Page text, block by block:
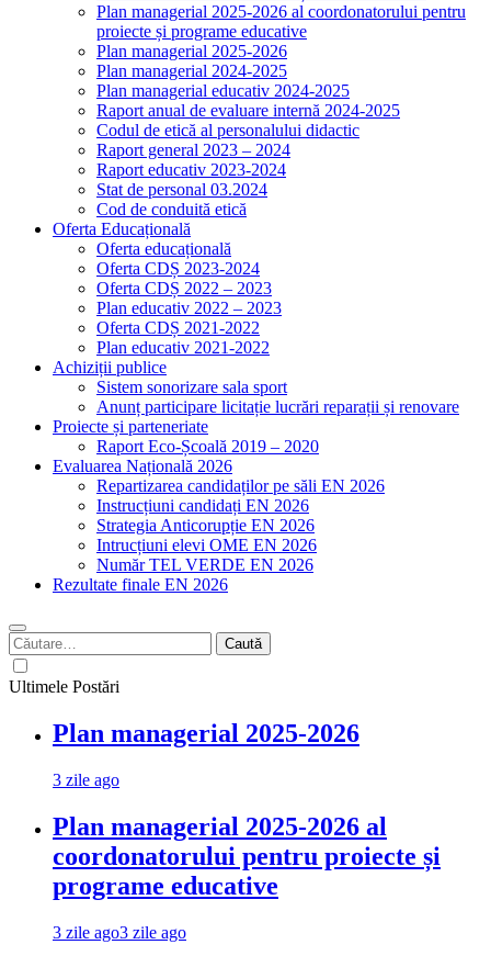
Plan managerial 2025-2026 al coordonatorului pentru
proiecte și programe educative
Plan managerial 2025-2026
Plan managerial 2024-2025
Plan managerial educativ 2024-2025
Raport anual de evaluare internă 2024-2025
Codul de etică al personalului didactic
Raport general 2023 – 2024
Raport educativ 2023-2024
Stat de personal 03.2024
Cod de conduită etică
Oferta Educațională
Oferta educațională
Oferta CDȘ 2023-2024
Oferta CDȘ 2022 – 2023
Plan educativ 2022 – 2023
Oferta CDȘ 2021-2022
Plan educativ 2021-2022
Achiziții publice
Sistem sonorizare sala sport
Anunț participare licitație lucrări reparații și renovare
Proiecte și parteneriate
Raport Eco-Școală 2019 – 2020
Evaluarea Națională 2026
Repartizarea candidaților pe săli EN 2026
Instrucțiuni candidați EN 2026
Strategia Anticorupție EN 2026
Intrucțiuni elevi OME EN 2026
Număr TEL VERDE EN 2026
Rezultate finale EN 2026
Caută
după:
Ultimele Postări
Plan managerial 2025-2026
3 zile ago
Plan managerial 2025-2026 al
coordonatorului pentru proiecte și
programe educative
3 zile ago3 zile ago